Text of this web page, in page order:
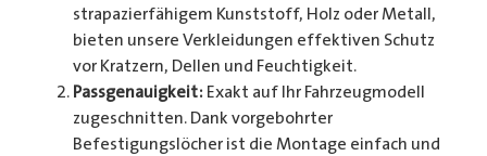
strapazierfähigem Kunststoff, Holz oder Metall,
bieten unsere Verkleidungen effektiven Schutz
vor Kratzern, Dellen und Feuchtigkeit.
Passgenauigkeit: Exakt auf Ihr Fahrzeugmodell
zugeschnitten. Dank vorgebohrter
Befestigungslöcher ist die Montage einfach und